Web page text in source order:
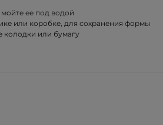
ее под водой
или коробке, для сохранения формы
колодки или бумагу